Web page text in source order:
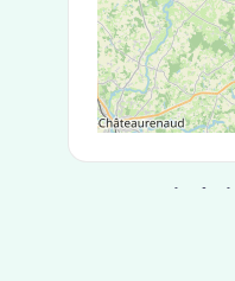
Test